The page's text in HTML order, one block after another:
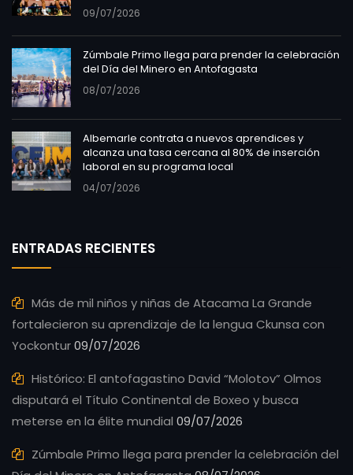
09/07/2026
Zúmbale Primo llega para prender la celebración
del Día del Minero en Antofagasta
08/07/2026
Albemarle contrata a nuevos aprendices y
alcanza una tasa cercana al 80% de inserción
laboral en su programa local
04/07/2026
ENTRADAS RECIENTES
Más de mil niños y niñas de Atacama La Grande
fortalecieron su aprendizaje de la lengua Ckunsa con
Yockontur09/07/2026
Histórico: El antofagastino David “Molotov” Olmos
disputará el Título Continental de Boxeo y busca
meterse en la élite mundial 09/07/2026
Zúmbale Primo llega para prender la celebración del